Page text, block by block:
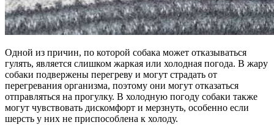
Одной из причин, по которой собака может отказываться
гулять, является слишком жаркая или холодная погода. В жару
собаки подвержены перегреву и могут страдать от
перегревания организма, поэтому они могут отказаться
отправляться на прогулку. В холодную погоду собаки также
могут чувствовать дискомфорт и мерзнуть, особенно если
шерсть у них не приспособлена к холоду.